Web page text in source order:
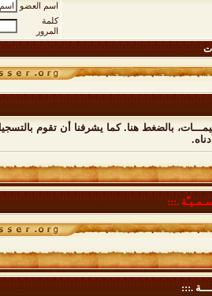
اسم العضو
كلمة
المرور
بالضغط هنا. كما يشرفنا أن تقوم
.:::
.:::